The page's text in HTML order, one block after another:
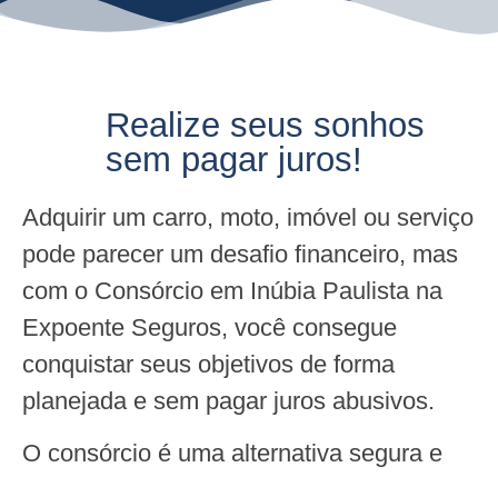
Realize seus sonhos
sem pagar juros!
Adquirir um carro, moto, imóvel ou serviço
pode parecer um desafio financeiro, mas
com o Consórcio em Inúbia Paulista na
Expoente Seguros, você consegue
conquistar seus objetivos de forma
planejada e sem pagar juros abusivos.
O consórcio é uma alternativa segura e